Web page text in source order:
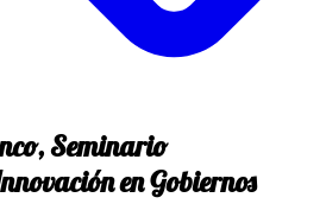
Seminario
en Gobiernos